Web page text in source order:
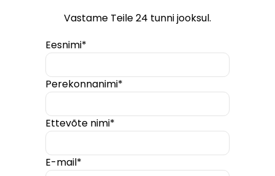
Vastame Teile 24 tunni jooksul.
Eesnimi*
Perekonnanimi*
Ettevõte nimi*
E-mail*